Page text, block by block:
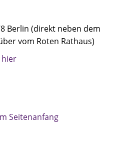
Berlin (direkt neben dem
vom Roten Rathaus)
hier
Seitenanfang